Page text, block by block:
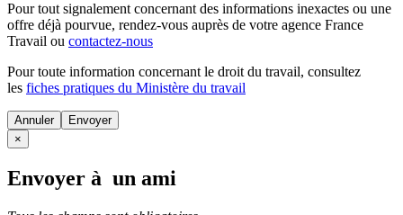
Pour tout signalement concernant des informations inexactes ou une
offre déjà pourvue, rendez-vous auprès de votre agence France
Travail ou contactez-nous
Pour toute information concernant le droit du travail, consultez
les fiches pratiques du Ministère du travail
Annuler
×
Envoyer à un ami